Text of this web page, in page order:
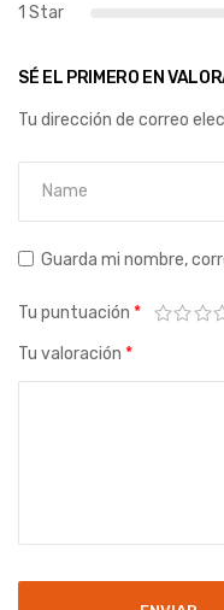
1 Star
SÉ EL PRIMERO EN
Tu dirección de correo
Guarda mi nombre,
Tu puntuación *
Tu valoración *